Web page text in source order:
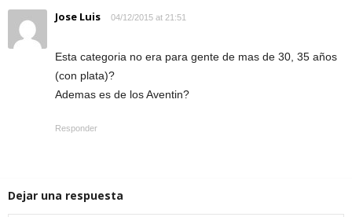
Jose Luis 04/12/2015 at 21:51
Esta categoria no era para gente de mas de 30, 35 años
(con plata)?
Ademas es de los Aventin?
Responder
Dejar una respuesta